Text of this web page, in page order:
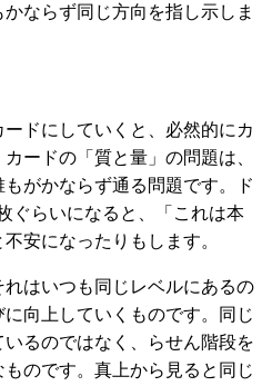
ならず同じ方向を指し示しま
ドにしていくと、必然的にカ
ードの「質と量」の問題は、
がかならず通る問題です。ド
ぐらいになると、「これは本
安になったりもします。
はいつも同じレベルにあるの
向上していくものです。同じ
るのではなく、らせん階段を
のです。真上から見ると同じ